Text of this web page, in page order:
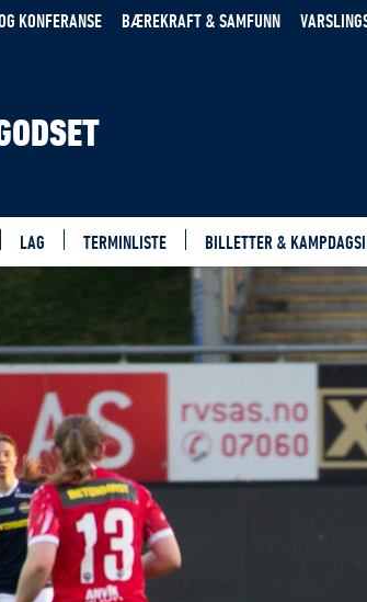
KONFERANSE BÆREKRAFT & SAMFUNN
LAG TERMINLISTE BILLETTER &